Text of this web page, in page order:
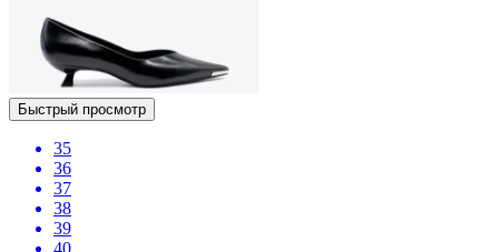
Быстрый просмотр
35
36
37
38
39
40